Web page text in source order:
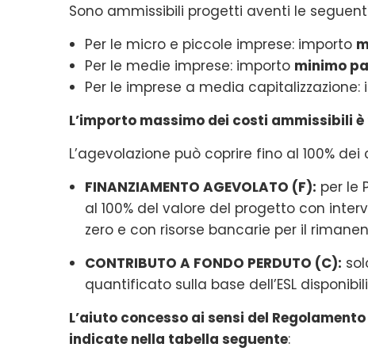
Sono ammissibili progetti aventi le
Per le micro e piccole imprese: importo
Per le medie imprese: importo minimo
Per le imprese a media capitalizzazione:
L’importo massimo dei costi ammissibili
L’agevolazione può coprire fino al 100%
FINANZIAMENTO AGEVOLATO (F): per le
al 100% del valore del progetto con
zero e con risorse bancarie per il
CONTRIBUTO A FONDO PERDUTO (C):
quantificato sulla base dell’ESL
L’aiuto concesso ai sensi del
indicate nella tabella seguente: